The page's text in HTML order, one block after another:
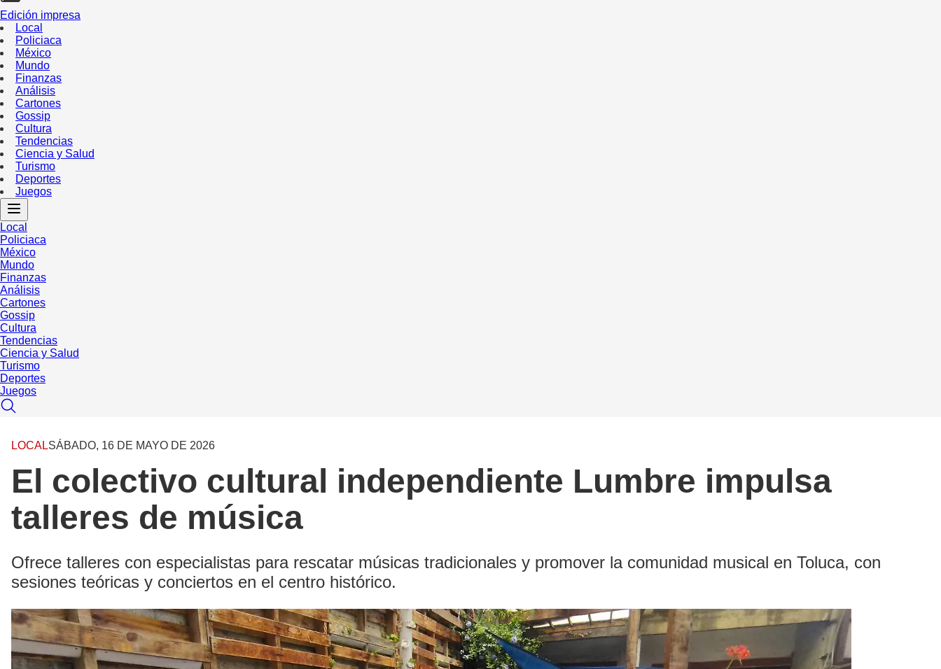
Edición impresa
Local
Policiaca
México
Mundo
Finanzas
Análisis
Cartones
Gossip
Cultura
Tendencias
Ciencia y Salud
Turismo
Deportes
Juegos
Local
Policiaca
México
Mundo
Finanzas
Análisis
Cartones
Gossip
Cultura
Tendencias
Ciencia y Salud
Turismo
Deportes
Juegos
LOCALSÁBADO, 16 DE MAYO DE 2026
El colectivo cultural independiente Lumbre impulsa
talleres de música
Ofrece talleres con especialistas para rescatar músicas tradicionales y promover la comunidad musical en Toluca, con
sesiones teóricas y conciertos en el centro histórico.